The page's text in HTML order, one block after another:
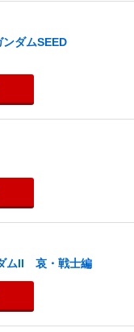
ダムSEED
ムII 哀・戦士編